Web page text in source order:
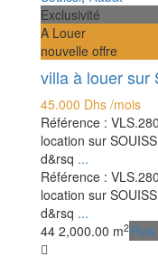
Exclusivité
A Louer
nouvelle offre
villa à louer sur
45.000 Dhs /mois
Référence :
location sur
d&rsq ...
Référence :
location sur
d&rsq ...
44 2,000.00 m2